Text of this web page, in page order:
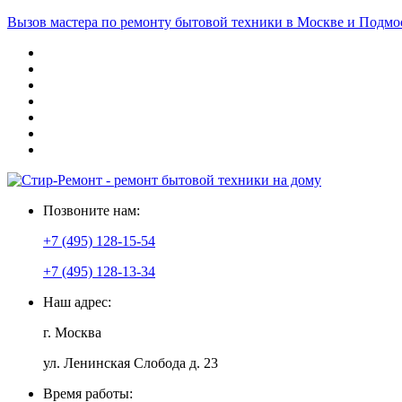
Вызов мастера по ремонту бытовой техники в Москве и
Позвоните нам:
+7 (495) 128-15-54
+7 (495) 128-13-34
Наш адрес:
г. Москва
ул. Ленинская Слобода д. 23
Время работы: